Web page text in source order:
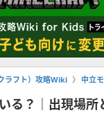
ラフト）攻略Wiki 中立
る？｜出現場所